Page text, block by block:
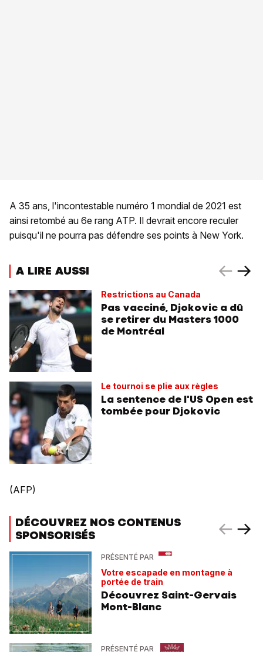
A 35 ans, l'incontestable numéro 1 mondial de 2021 est
ainsi retombé au 6e rang ATP. Il devrait encore reculer
puisqu'il ne pourra pas défendre ses points à New York.
A LIRE AUSSI
Restrictions au Canada
Pas vacciné, Djokovic a dû
se retirer du Masters 1000
de Montréal
Le tournoi se plie aux règles
La sentence de l'US Open est
tombée pour Djokovic
(AFP)
DÉCOUVREZ NOS CONTENUS
SPONSORISÉS
PRÉSENTÉ PAR
Votre escapade en montagne à
portée de train
Découvrez Saint-Gervais
Mont-Blanc
PRÉSENTÉ PAR